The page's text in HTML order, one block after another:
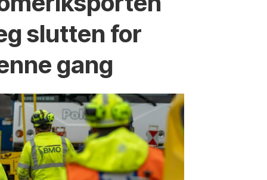
slutten for
gang